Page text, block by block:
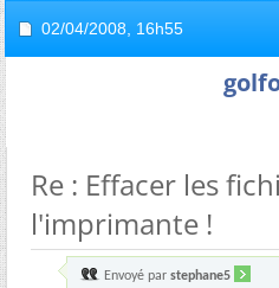
02/04/2008, 16h55
Re : Effacer les
l'imprimante !
Envoyé par stephane5